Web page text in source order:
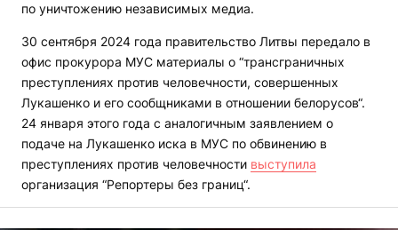
по уничтожению независимых медиа.
30 сентября 2024 года правительство Литвы передало в
офис прокурора МУС материалы о “трансграничных
преступлениях против человечности, совершенных
Лукашенко и его сообщниками в отношении белорусов“.
24 января этого года с аналогичным заявлением о
подаче на Лукашенко иска в МУС по обвинению в
преступлениях против человечности выступила
организация “Репортеры без границ“.